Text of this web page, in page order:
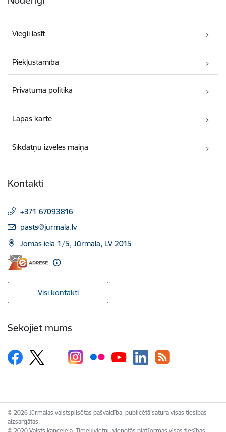
Viegli lasīt
Piekļūstamība
Privātuma politika
Lapas karte
Sīkdatņu izvēles maiņa
Kontakti
+371 67093816
E-pasts:
pasts@jurmala.lv
Jomas iela 1/5, Jūrmala, LV 2015
Visi kontakti
Sekojiet mums
© 2026 Jūrmalas valstspilsētas pašvaldība, publicētā satura visas tiesības
aizsargātas.